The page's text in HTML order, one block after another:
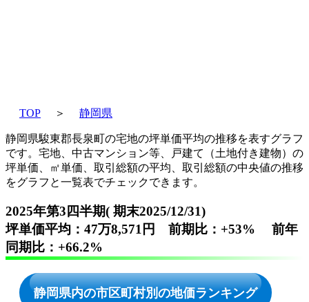
TOP ＞ 静岡県
静岡県駿東郡長泉町の宅地の坪単価平均の推移を表すグラフ
です。宅地、中古マンション等、戸建て（土地付き建物）の
坪単価、㎡単価、取引総額の平均、取引総額の中央値の推移
をグラフと一覧表でチェックできます。
2025年第3四半期( 期末2025/12/31)
坪単価平均：47万8,571円 前期比：+53% 前年
同期比：+66.2%
静岡県内の市区町村別の地価ランキング